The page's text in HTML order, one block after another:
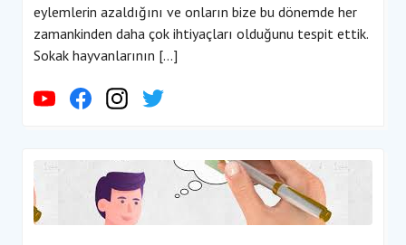
eylemlerin azaldığını ve onların bize bu dönemde her
zamankinden daha çok ihtiyaçları olduğunu tespit ettik.
Sokak hayvanlarının […]